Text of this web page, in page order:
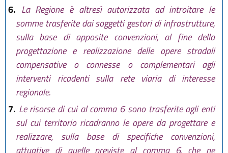
6. La Regione è altresì autorizzata ad introitare le
somme trasferite dai soggetti gestori di infrastrutture,
sulla base di apposite convenzioni, al fine della
progettazione e realizzazione delle opere stradali
compensative o connesse o complementari agli
interventi ricadenti sulla rete viaria di interesse
regionale.
7. Le risorse di cui al comma 6 sono trasferite agli enti
sul cui territorio ricadranno le opere da progettare e
realizzare, sulla base di specifiche convenzioni,
attuative di quelle previste al comma 6, che ne